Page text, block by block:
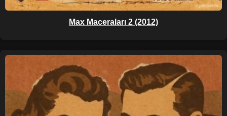
Max Maceraları 2 (2012)